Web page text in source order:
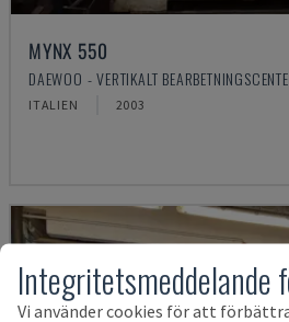
MYNX 550
DAEWOO - VERTIKALT
ITALIEN 2003
Integritetsmeddelande
Vi använder cookies för att